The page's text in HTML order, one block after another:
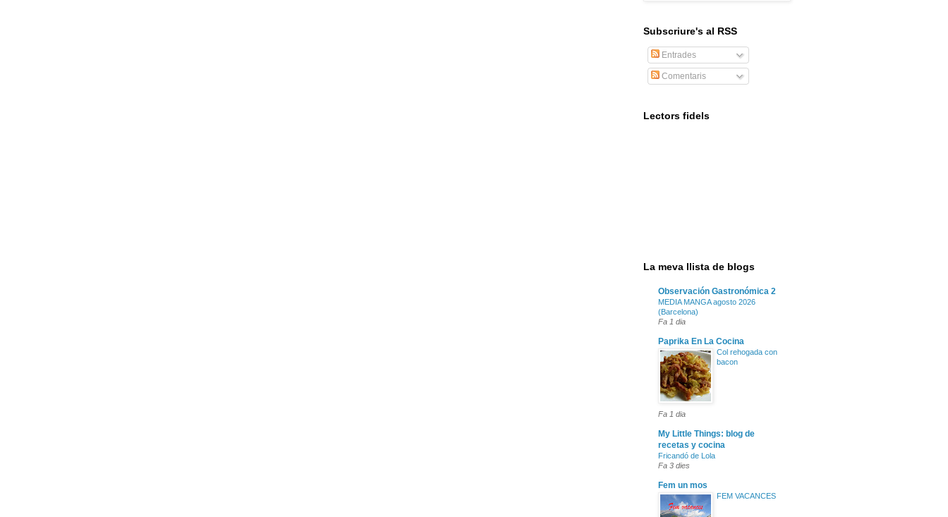
Subscriure's al RSS
Entrades
Comentaris
Lectors fidels
La meva llista de blogs
Observación Gastronómica 2
MEDIA MANGA agosto 2026
(Barcelona)
Fa 1 dia
Paprika En La Cocina
Col rehogada con
bacon
Fa 1 dia
My Little Things: blog de
recetas y cocina
Fricandó de Lola
Fa 3 dies
Fem un mos
FEM VACANCES